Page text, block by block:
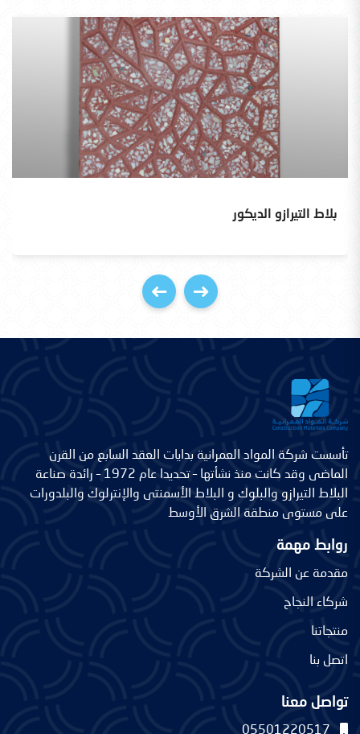
بلاط التيرازو الديكور
تأسست شركة المواد العمرانية بدايات العقد السابع من القرن
الماضى وقد كانت منذ نشأتها – تحديدا عام 1972 – رائدة صناعة
البلاط التيرازو والبلوك و البلاط الأسمنتى والإنترلوك والبلدورات
على مستوى منطقة الشرق الأوسط
روابط مهمة
مقدمة عن الشركة
شركاء النجاح
منتجاتنا
اتصل بنا
تواصل معنا
05501220517